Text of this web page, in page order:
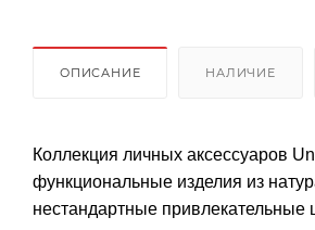
ОПИСАНИЕ НАЛИЧИЕ
Коллекция личных аксессуаров
функциональные изделия из
нестандартные привлекательные